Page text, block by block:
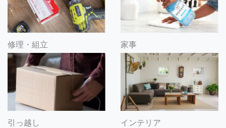
修理・組立 家事
引っ越し インテリア